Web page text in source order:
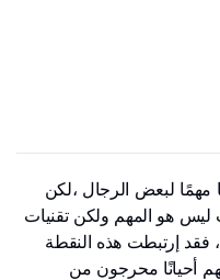
لبعض الرجال ،لكن
هو المهم ولكن تقنيات
فقد إرتبطت هذه النقطة
أحيانًا محرجون من